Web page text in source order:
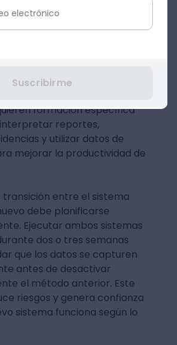
marcar entrada y salida. Los
necesitan comprender por
horas trabajadas y acceso
formación específica
reportes,
y utilizar datos de
mejorar la productividad de
transición entre el sistema
debe planificarse
Ejecutar ambos sistemas
dos o tres semanas
que los datos se capturen
antes de desactivar
el método anterior. Este
riesgos y genera confianza
sistema funciona según lo
Suscribirme